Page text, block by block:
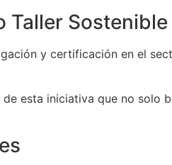
y certificación en el
esta iniciativa que no solo